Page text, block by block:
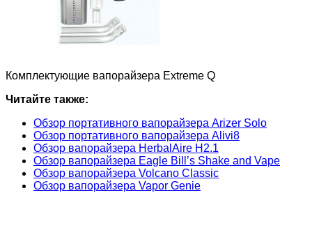
Комплектующие вапорайзера Extreme Q
Читайте также:
Обзор портативного вапорайзера Arizer Solo
Обзор портативного вапорайзера Alivi8
Обзор вапорайзера HerbalAire H2.1
Обзор вапорайзера Eagle Bill’s Shake and Vape
Обзор вапорайзера Volcano Classic
Обзор вапорайзера Vapor Genie